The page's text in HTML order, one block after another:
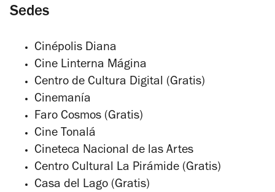
Sedes
Cinépolis Diana
Cine Linterna Mágina
Centro de Cultura Digital (Gratis)
Cinemanía
Faro Cosmos (Gratis)
Cine Tonalá
Cineteca Nacional de las Artes
Centro Cultural La Pirámide (Gratis)
Casa del Lago (Gratis)